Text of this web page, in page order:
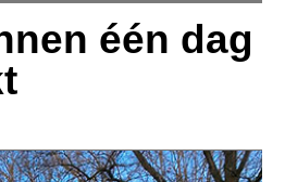
één dag